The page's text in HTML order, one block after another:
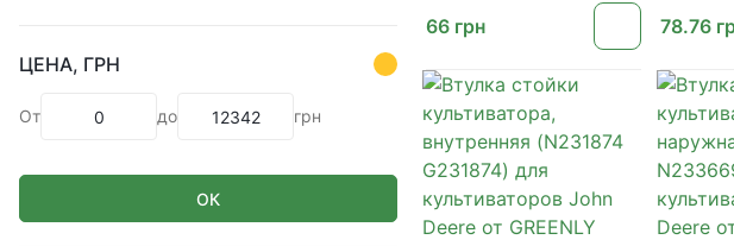
ЦЕНА, ГРН
От до грн
ОК
66 грн 78.76